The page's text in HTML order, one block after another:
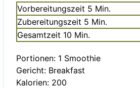
Vorbereitungszeit 5 Minuten
Min.
Zubereitungszeit 5 Minuten
Min.
Gesamtzeit 10 Minuten
Min.
Portionen: 1 Smoothie
Gericht: Breakfast
Kalorien: 200